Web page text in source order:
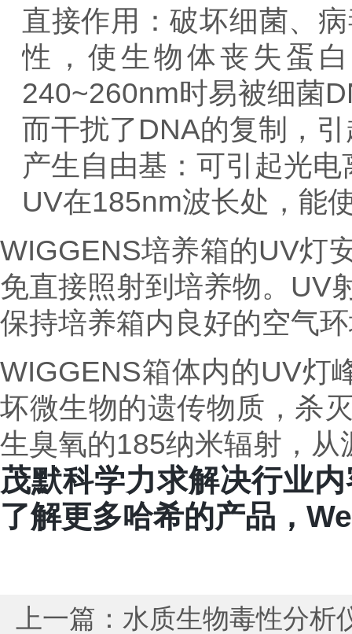
直接作用：破坏细菌、
性，使生物体丧失蛋
240~260nm时易被细菌
而干扰了DNA的复制，
产生自由基：可引起光
UV在185nm波长处，能
WIGGENS培养箱的UV灯
免直接照射到培养物。UV
保持培养箱内良好的空气
WIGGENS箱体内的UV灯
坏微生物的遗传物质，杀
生臭氧的185纳米辐射，
茂默科学力求解决行业
了解更多哈希的产品，
上一篇： 水质生物毒性分析